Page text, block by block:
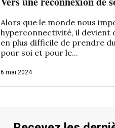
Alors que le monde nous
hyperconnectivité, il devient
en plus difficile de prendre
pour soi et pour le...
6 mai 2024